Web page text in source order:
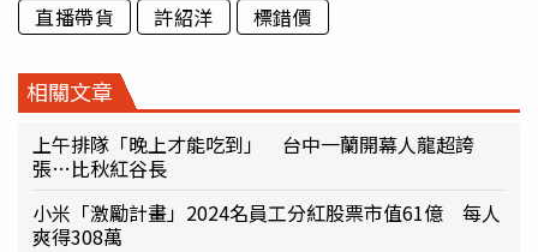
直播帶貨 許紹洋 標錯價
相關文章
上午排隊「晚上才能吃到」 台中一蘭開幕人龍超誇
張…比秋紅谷長
小米「激勵計畫」2024名員工分紅股票市值61億 每人
爽得308萬